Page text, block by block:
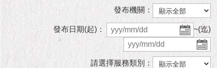
市
發布機關：
發布日期(起)： ~(迄)
請選擇服務類別：